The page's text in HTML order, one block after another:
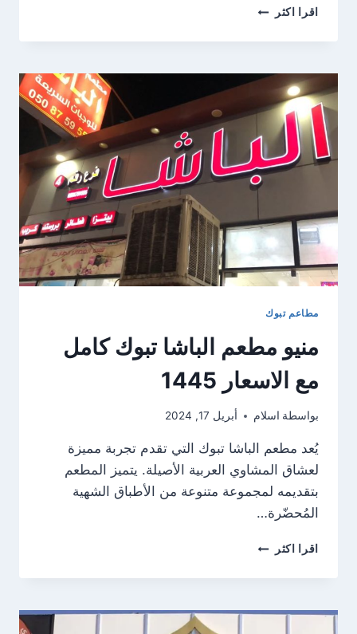
اقرا اكثر
منيو
تاج
تبوك
1445
مطاعم تبوك
منيو مطعم الباشا تبوك كامل
مع الاسعار 1445
بواسطة اسلام أبريل 17, 2024
يُعد مطعم الباشا تبوك التي تقدم تجربة مميزة
لعشاق المشاوي العربية الأصيلة. يتميز المطعم
بتقديمه لمجموعة متنوعة من الأطباق الشهية
المُحضّرة…
اقرا اكثر
منيو
الباشا
كامل